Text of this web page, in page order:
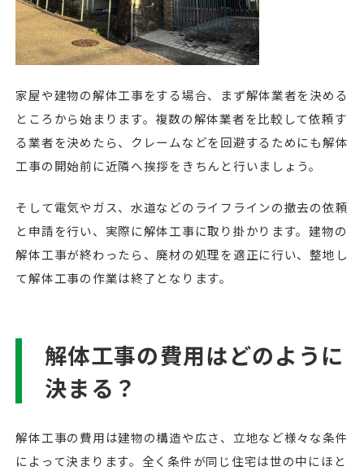
家屋や建物の解体工事をする場合、まず解体業者を決める
ところから始まります。複数の解体業者を比較して依頼す
る業者を決めたら、クレームなどを回避するためにも解体
工事の開始前に近隣へ挨拶をきちんと行いましょう。
そして電気やガス、水道などのライフラインの撤去の依頼
と申請を行い、実際に解体工事に取り掛かります。建物の
解体工事が終わったら、廃材の処理を適正に行い、整地し
て解体工事の作業は終了となります。
解体工事の費用はどのように
決まる？
解体工事の費用は建物の構造や広さ、立地など様々な条件
によって決まります。全く条件が同じ住宅は世の中にほと